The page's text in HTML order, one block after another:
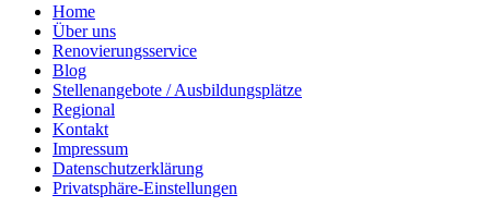
Home
Über uns
Renovierungsservice
Blog
Stellenangebote / Ausbildungsplätze
Regional
Kontakt
Impressum
Datenschutzerklärung
Privatsphäre-Einstellungen